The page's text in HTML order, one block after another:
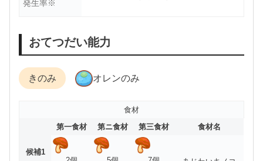
発生率※
おてつだい能力
きのみ オレンのみ
食材
第一食材
第ニ食材 第三食材 食材名
候補1